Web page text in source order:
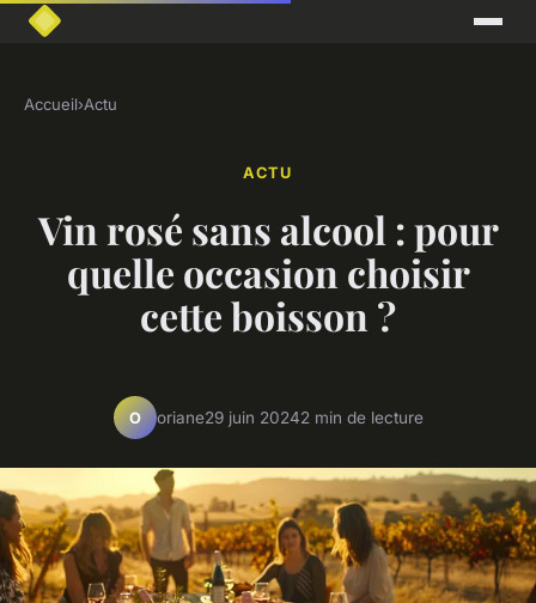
Accueil›Actu
ACTU
Vin rosé sans alcool : pour
quelle occasion choisir
cette boisson ?
O oriane29 juin 20242 min de lecture